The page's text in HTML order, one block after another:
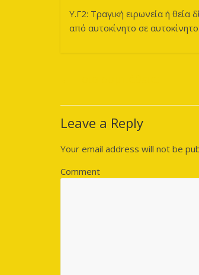
Υ.Γ2: Τραγική ειρωνεία ή θεία
από αυτοκίνητο σε
Leave a Reply
Your email address will not be
Comment